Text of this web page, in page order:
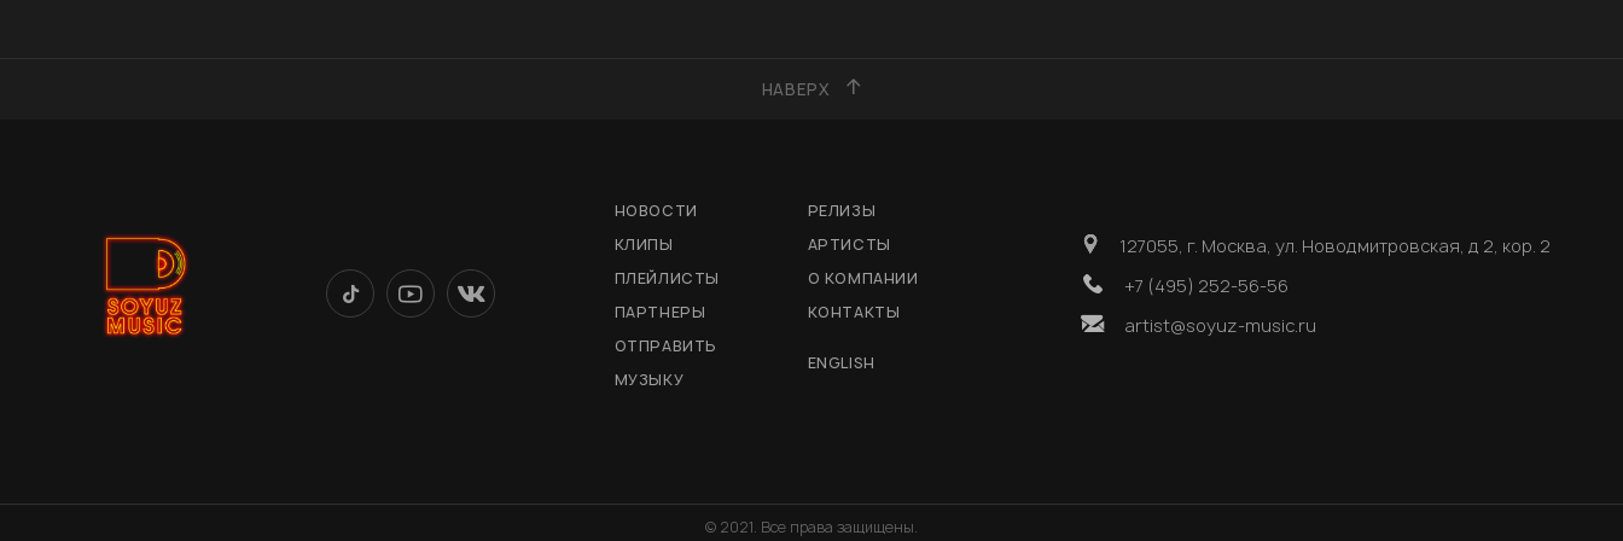
НАВЕРХ
НОВОСТИ
РЕЛИЗЫ
КЛИПЫ
АРТИСТЫ
ПЛЕЙЛИСТЫ
О КОМПАНИИ
ПАРТНЕРЫ
КОНТАКТЫ
ОТПРАВИТЬ
МУЗЫКУ
ENGLISH
127055, г. Москва, ул. Новодмитровская, д 2, кор. 2
+7 (495) 252-56-56
artist@soyuz-music.ru
© 2021. Все права защищены.